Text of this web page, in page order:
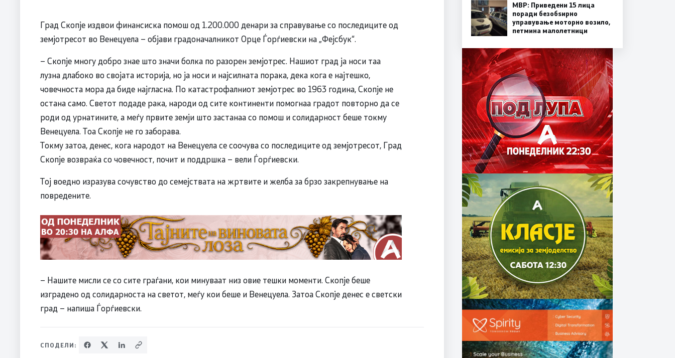
Град Скопје издвои финансиска помош од 1.200.000 денари за справување со последиците од
земјотресот во Венецуела – објави градоначалникот Орце Ѓорѓиевски на „Фејсбук“.
– Скопје многу добро знае што значи болка по разорен земјотрес. Нашиот град ја носи таа
лузна длабоко во својата историја, но ја носи и најсилната порака, дека кога е најтешко,
човечноста мора да биде најгласна. По катастрофалниот земјотрес во 1963 година, Скопје не
остана само. Светот подаде рака, народи од сите континенти помогнаа градот повторно да се
роди од урнатините, а меѓу првите земји што застанаа со помош и солидарност беше токму
Венецуела. Тоа Скопје не го заборава.
Токму затоа, денес, кога народот на Венецуела се соочува со последиците од земјотресот, Град
Скопје возвраќа со човечност, почит и поддршка – вели Ѓорѓиевски.
Тој воедно изразува сочувство до семејствата на жртвите и желба за брзо закрепнување на
повредените.
– Нашите мисли се со сите граѓани, кои минуваат низ овие тешки моменти. Скопје беше
изградено од солидарноста на светот, меѓу кои беше и Венецуела. Затоа Скопје денес е светски
град – напиша Ѓорѓиевски.
СПОДЕЛИ:
МВР: Приведени 15 лица
поради безобѕирно
управување моторно возило,
петмина малолетници